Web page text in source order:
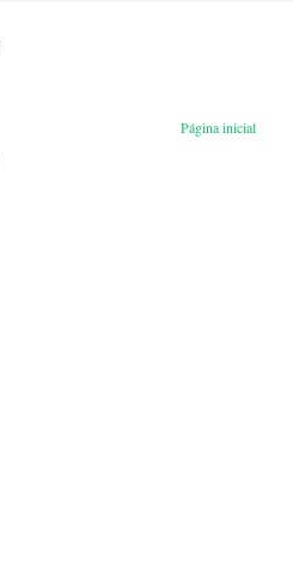
Página inicial